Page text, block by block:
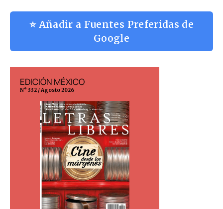
⭐ Añadir a Fuentes Preferidas de
Google
EDICIÓN MÉXICO
N° 332 / Agosto 2026